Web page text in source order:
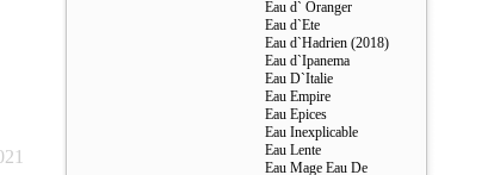
Eau d` Oranger
Eau d`Ete
Eau d`Hadrien (2018)
Eau d`Ipanema
Eau D`Italie
Eau Empire
Eau Epices
Eau Inexplicable
Eau Lente
Eau Mage Eau De